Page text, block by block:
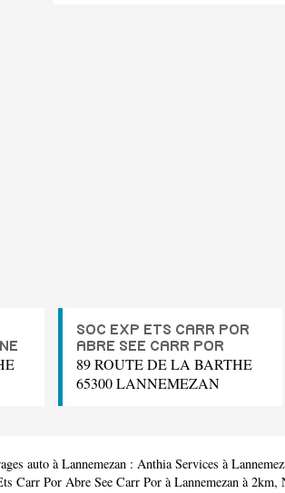
SOC EXP ETS CARR POR
ABRE SEE CARR POR
89 ROUTE DE LA BARTHE
65300 LANNEMEZAN
auto à Lannemezan : Anthia Services à
Carr Por Abre See Carr Por à Lannemezan à 2km,